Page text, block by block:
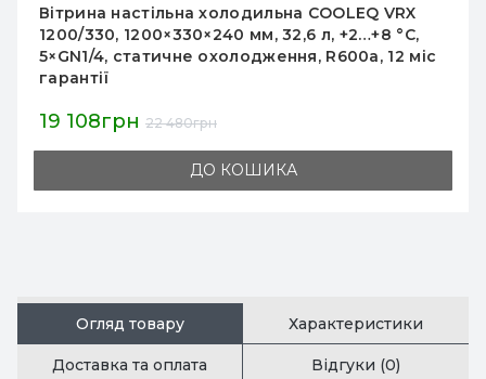
Вітрина настільна холодильна COOLEQ VRX
1500/330, 44,1 л, +2–+8 °C, 7×GN1/4,
1500×330×240 мм, статичне, 12 міс
21 640грн 25 459грн
ДО КОШИКА
Огляд товару Характеристики
Доставка та оплата Відгуки (0)